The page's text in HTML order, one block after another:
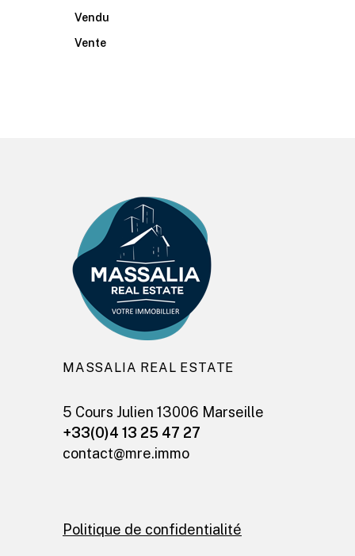
Vendu
Vente
MASSALIA REAL ESTATE
5 Cours Julien 13006 Marseille
+33(0)4 13 25 47 27
contact@mre.immo
Politique de confidentialité